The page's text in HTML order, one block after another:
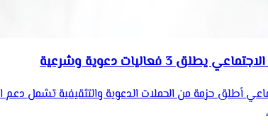
3 فعاليات دعوية وشرعية
أطلق حزمة من الحملات الدعوية والتثقيفية تشمل